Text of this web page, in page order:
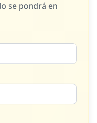
se pondrá en